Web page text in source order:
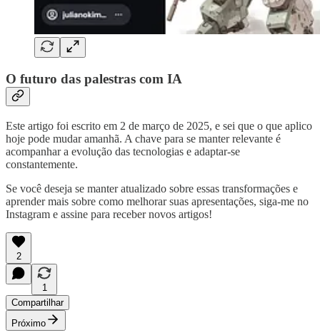
O futuro das palestras com IA
Este artigo foi escrito em 2 de março de 2025, e sei que o que aplico
hoje pode mudar amanhã. A chave para se manter relevante é
acompanhar a evolução das tecnologias e adaptar-se
constantemente.
Se você deseja se manter atualizado sobre essas transformações e
aprender mais sobre como melhorar suas apresentações, siga-me no
Instagram e assine para receber novos artigos!
2
1
Compartilhar
Próximo